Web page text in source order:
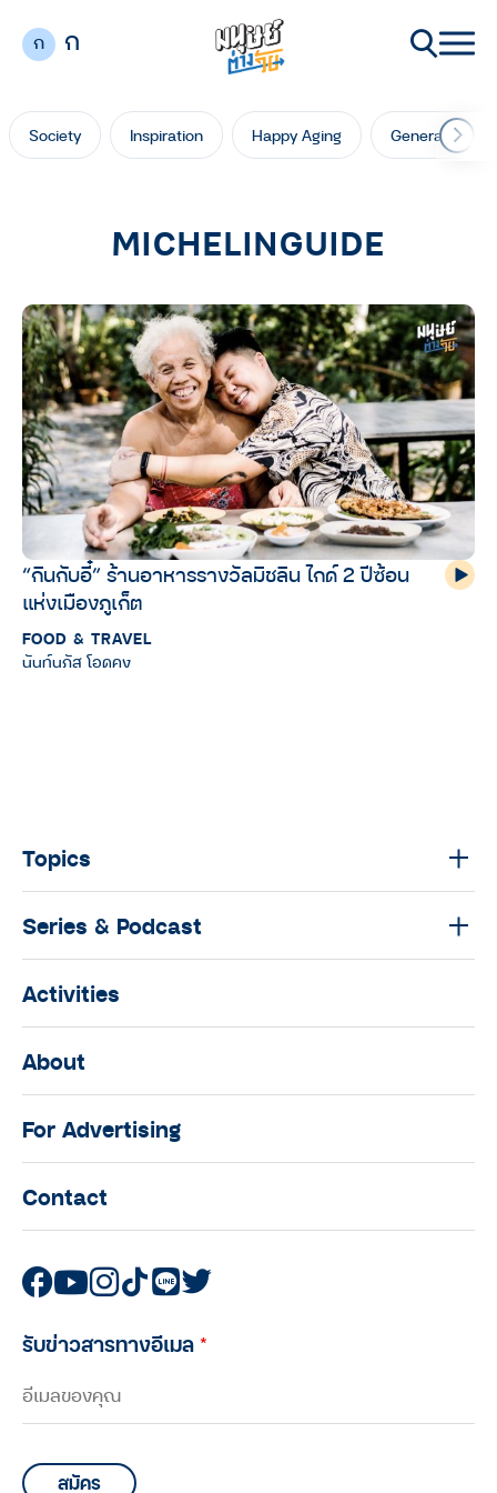
ก ก
Society Inspiration Happy Aging Generation
MICHELINGUIDE
“กินกับอี๋” ร้านอาหารรางวัลมิชลิน ไกด์ 2 ปีซ้อน
แห่งเมืองภูเก็ต
FOOD & TRAVEL
นันท์นภัส โอดคง
Topics
Series & Podcast
Activities
About
For Advertising
Contact
รับข่าวสารทางอีเมล*